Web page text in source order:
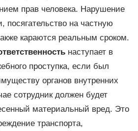
прав человека. Нарушение
посягательство на частную
караются реальным сроком.
наступает в
проступка, если был
органов внутренних
сотрудник должен будет
материальный вред. Это
транспорта,